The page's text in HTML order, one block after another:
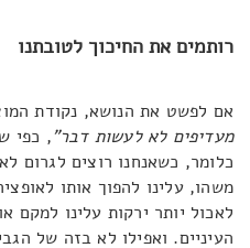
רותמים את החיכוך לטובתנו
אם לפשט את הנושא, נקודת
מעדיפים לא לעשות דבר", כפי
כלומר, כשאנחנו רוצים לגרום
משהו, עלינו להפוך אותו
לאכול יותר ירקות עלינו למקם
העיניים. ואפילו לא בזה של